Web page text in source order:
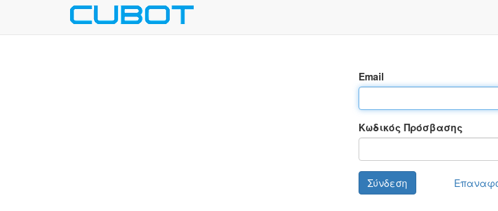
Email
Κωδικός Πρόσβασης
Σύνδεση